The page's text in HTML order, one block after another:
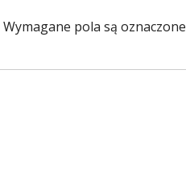
Wymagane pola są oznaczone